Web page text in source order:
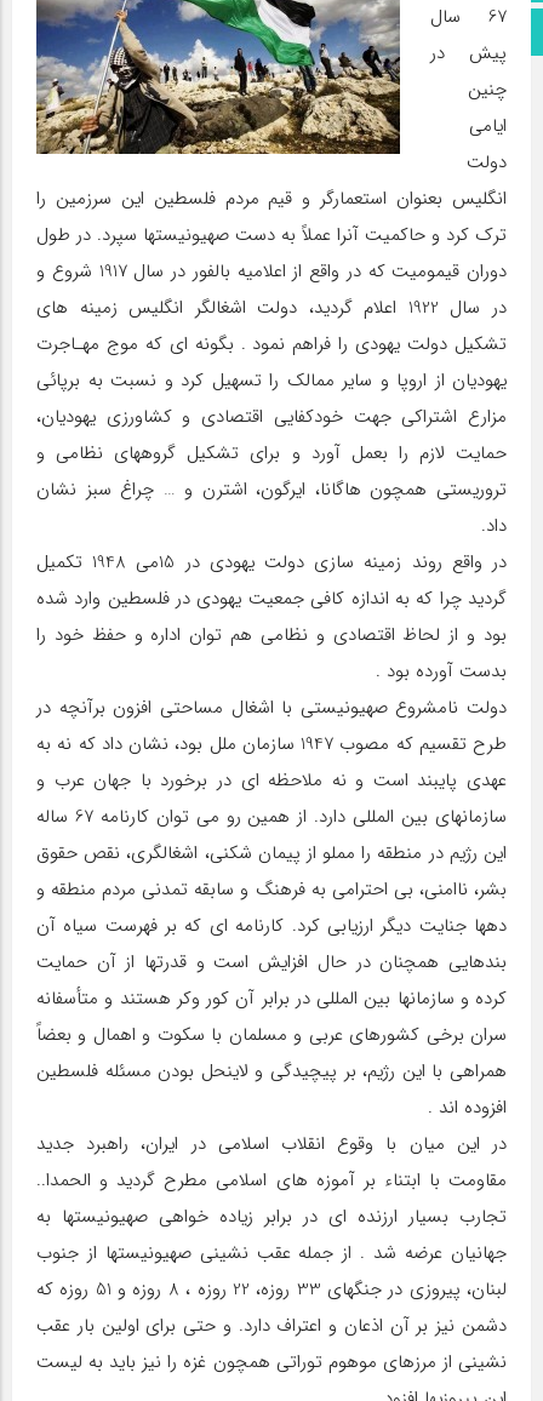
اطلاعات سایت
67 سال
پيش در
چنين
ايامي
دولت
انگليس بعنوان استعمارگر و قيم مردم فلسطين اين سرزمين را
ترك كرد و حاكميت آنرا عملاً به دست صهيونيستها سپرد. در طول
دوران قيموميت كه در واقع از اعلاميه بالفور در سال 1917 شروع و
در سال 1922 اعلام گرديد، دولت اشغالگر انگليس زمينه هاي
تشكيل دولت يهودي را فراهم نمود . بگونه اي كه موج مهـاجرت
يهوديان از اروپا و ساير ممالك را تسهيل كرد و نسبت به برپائي
مزارع اشتراكي جهت خودكفايي اقتصادي و كشاورزي يهوديان،
حمايت لازم را بعمل آورد و براي تشكيل گروههاي نظامي و
تروريستي همچون هاگانا، ايرگون، اشترن و … چراغ سبز نشان
داد.
در واقع روند زمينه سازي دولت يهودي در 15مي 1948 تكميل
گرديد چرا كه به اندازه كافي جمعيت يهودي در فلسطين وارد شده
بود و از لحاظ اقتصادي و نظامي هم توان اداره و حفظ خود را
بدست آورده بود .
دولت نامشروع صهيونيستي با اشغال مساحتي افزون برآنچه در
طرح تقسيم كه مصوب 1947 سازمان ملل بود، نشان داد كه نه به
عهدي پايبند است و نه ملاحظه اي در برخورد با جهان عرب و
سازمانهاي بين المللي دارد. از همين رو مي توان كارنامه 67 ساله
اين رژيم در منطقه را مملو از پيمان شكني، اشغالگري، نقص حقوق
بشر، ناامني، بي احترامي به فرهنگ و سابقه تمدني مردم منطقه و
دهها جنايت ديگر ارزيابي كرد. كارنامه اي كه بر فهرست سياه آن
بندهايي همچنان در حال افزايش است و قدرتها از آن حمايت
كرده و سازمانها بين المللي در برابر آن كور وكر هستند و متأسفانه
سران برخي كشورهاي عربي و مسلمان با سكوت و اهمال و بعضاً
همراهي با اين رژيم، بر پيچيدگي و لاينحل بودن مسئله فلسطين
افزوده اند .
در اين ميان با وقوع انقلاب اسلامي در ايران، راهبرد جديد
مقاومت با ابتناء بر آموزه هاي اسلامي مطرح گرديد و الحمدا..
تجارب بسيار ارزنده اي در برابر زياده خواهي صهيونيستها به
جهانيان عرضه شد . از جمله عقب نشيني صهيونيستها از جنوب
لبنان، پيروزي در جنگهاي 33 روزه، 22 روزه ، 8 روزه و 51 روزه كه
دشمن نيز بر آن اذعان و اعتراف دارد. و حتي براي اولين بار عقب
نشيني از مرزهاي موهوم توراتي همچون غزه را نيز بايد به ليست